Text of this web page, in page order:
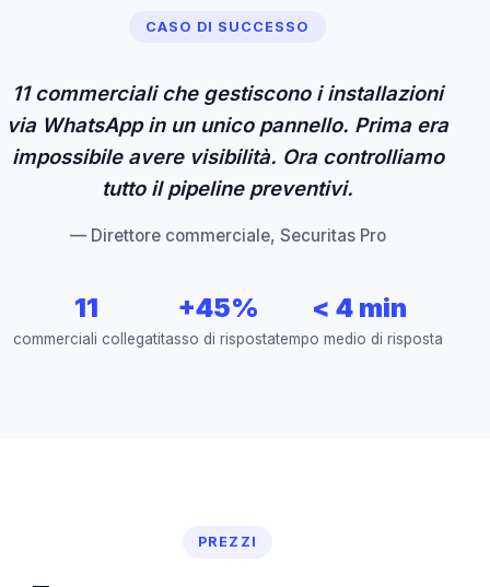
CASO DI SUCCESSO
11 commerciali che gestiscono i installazioni
via WhatsApp in un unico pannello. Prima era
impossibile avere visibilità. Ora controlliamo
tutto il pipeline preventivi.
— Direttore commerciale, Securitas Pro
11
commerciali collegati
+45%
tasso di risposta
< 4 min
tempo medio di risposta
PREZZI